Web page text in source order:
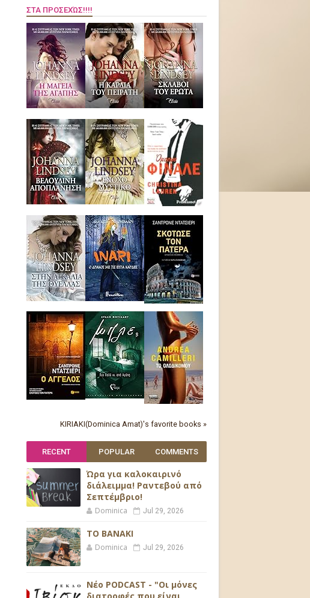
ΣΤΑ ΠΡΟΣΕΧΏΣ!!!!
KIRIAKI(Dominica Amat)'s favorite books »
RECENT POPULAR COMMENTS
Ώρα για καλοκαιρινό
διάλειμμα! Ραντεβού από
Σεπτέμβριο!
Dominica Jul 29, 2026
ΤΟ ΒΑΝΑΚΙ
Dominica Jul 29, 2026
Νέο PODCAST - "Οι μόνες